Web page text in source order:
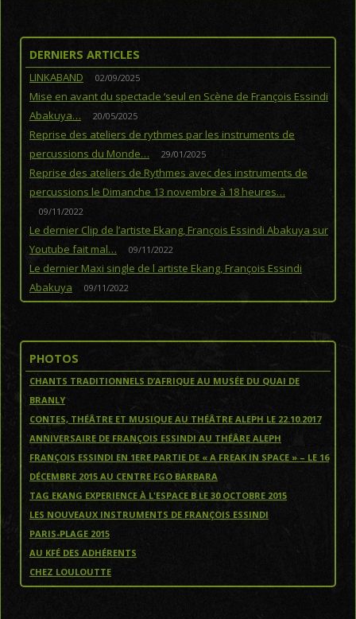
DERNIERS ARTICLES
LINKABAND 02/09/2025
Mise en avant du spectacle ‘seul en Scène de François Essindi
Abakuya…
20/05/2025
Reprise des ateliers de rythmes par les instruments de
percussions du Monde…
29/01/2025
Reprise des ateliers de Rythmes avec des instruments de
percussions le Dimanche 13 novembre à 18 heures…
09/11/2022
Le dernier Clip de l’artiste Ekang, François Essindi Abakuya sur
Youtube fait mal…
09/11/2022
Le dernier Maxi single de l artiste Ekang, François Essindi
Abakuya
09/11/2022
PHOTOS
CHANTS TRADITIONNELS D’AFRIQUE AU MUSÉE DU QUAI DE
BRANLY
CONTES, THÉÂTRE ET MUSIQUE AU THÉÂTRE ALEPH LE 22.10.2017
ANNIVERSAIRE DE FRANÇOIS ESSINDI AU THÉÂRE ALEPH
FRANÇOIS ESSINDI EN 1ERE PARTIE DE « A FREAK IN SPACE » – LE 16
DÉCEMBRE 2015 AU CENTRE FGO BARBARA
TAG EKANG EXPERIENCE À L'ESPACE B LE 30 OCTOBRE 2015
LES NOUVEAUX INSTRUMENTS DE FRANÇOIS ESSINDI
PARIS-PLAGE 2015
AU KFÉ DES ADHÉRENTS
CHEZ LOULOUTTE